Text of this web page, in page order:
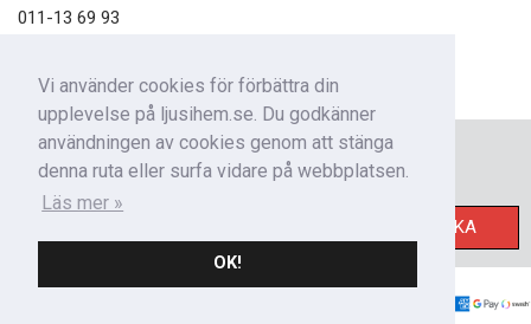
Vi använder cookies för förbättra din
upplevelse på ljusihem.se. Du godkänner
användningen av cookies genom att stänga
denna ruta eller surfa vidare på webbplatsen.
Läs mer »
OK!
011-13 69 93
Nyhetsbrev
SKICKA